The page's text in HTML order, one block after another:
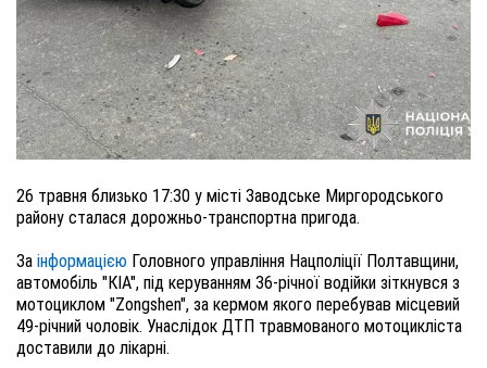
26 травня близько 17:30 у місті Заводське Миргородського
району сталася дорожньо-транспортна пригода.
За інформацією Головного управління Нацполіції Полтавщини,
автомобіль "КІА", під керуванням 36-річної водійки зіткнувся з
мотоциклом "Zongshen", за кермом якого перебував місцевий
49-річний чоловік. Унаслідок ДТП травмованого мотоцикліста
доставили до лікарні.